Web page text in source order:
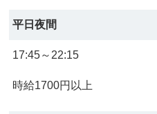
平日夜間
17:45～22:15
時給1700円以上